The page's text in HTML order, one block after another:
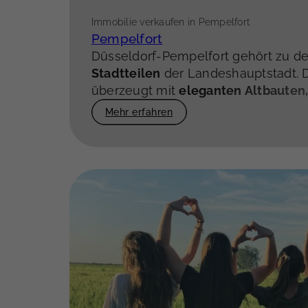
Immobilie verkaufen in Pempelfort
Pempelfort
Düsseldorf-Pempelfort gehört zu
Stadtteilen der Landeshauptstadt.
überzeugt miteleganten
Wohnkonzepten und einer
Urbanität und Lebensqualität
Berufstätige, Familien und
Mehr erfahren